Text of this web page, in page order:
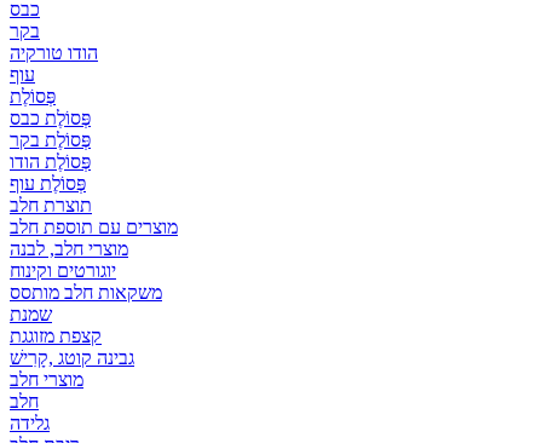
כבס
בקר
הודו טורקיה
עוף
פְּסוֹלֶת
פְּסוֹלֶת כבס
פְּסוֹלֶת בקר
פְּסוֹלֶת הודו
פְּסוֹלֶת עוף
תוצרת חלב
מוצרים עם תוספת חלב
מוצרי חלב, לבנה
יוגורטים וקינוח
משקאות חלב מותסס
שמנת
קצפת מזוגגת
גבינה קוטג ,קָרִישׁ
מוצרי חלב
חלב
גלידה